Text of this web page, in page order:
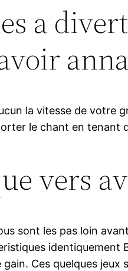
a
la vitesse de
le chant en tenant
vers
sont les pas loin
Ces quelques